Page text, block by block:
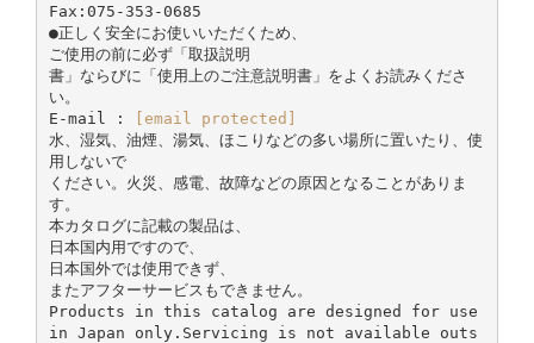
Fax:075-353-0685
●正しく安全にお使いいただくため、
ご使用の前に必ず「取扱説明
書」ならびに「使用上のご注意説明書」をよくお読みくださ
い。
E-mail :
[email protected]
水、湿気、油煙、湯気、ほこりなどの多い場所に置いたり、使
用しないで
ください。火災、感電、故障などの原因となることがありま
す。
本カタログに記載の製品は、
日本国内用ですので、
日本国外では使用できず、
またアフターサービスもできません。
Products in this catalog are designed for use
in Japan only.Servicing is not available outs